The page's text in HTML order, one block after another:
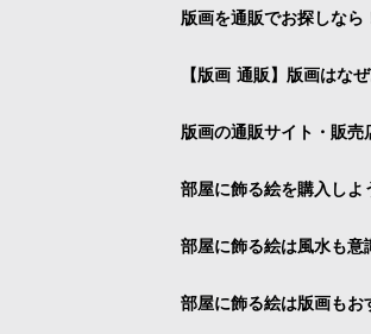
版画を通販でお探しなら
【版画 通販】版画はな
版画の通販サイト・販売
部屋に飾る絵を購入しよ
部屋に飾る絵は風水も意
部屋に飾る絵は版画も